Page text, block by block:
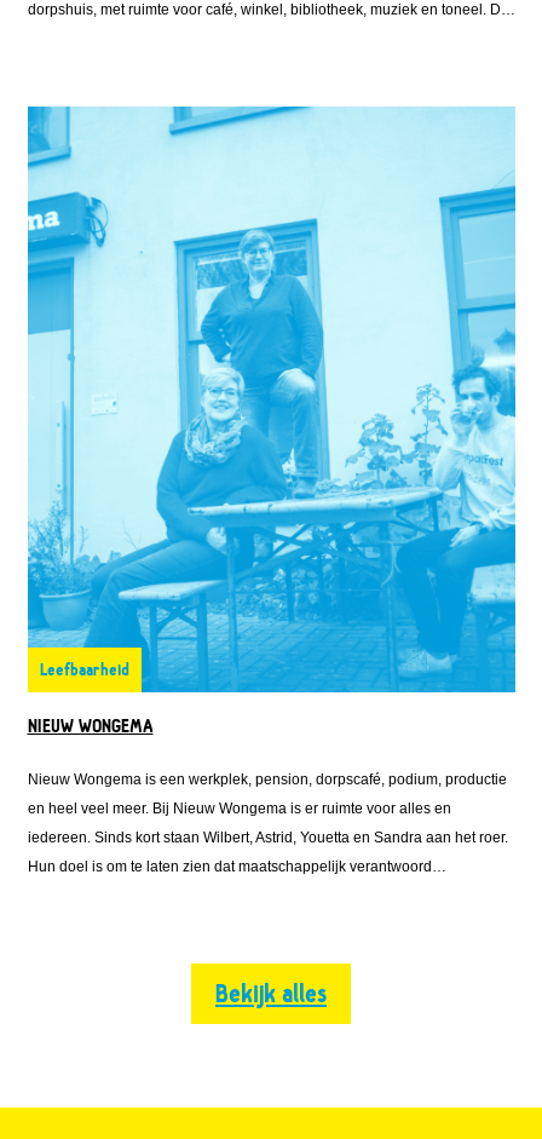
dorpshuis, met ruimte voor café, winkel, bibliotheek, muziek en toneel. De
het kloppend hart van het dorp kan zijn.
Leefbaarheid
NIEUW WONGEMA
Nieuw Wongema is een werkplek, pension, dorpscafé, podium, productie
en heel veel meer. Bij Nieuw Wongema is er ruimte voor alles en
iedereen. Sinds kort staan Wilbert, Astrid, Youetta en Sandra aan het roer.
Hun doel is om te laten zien dat maatschappelijk verantwoord
Bekijk alles